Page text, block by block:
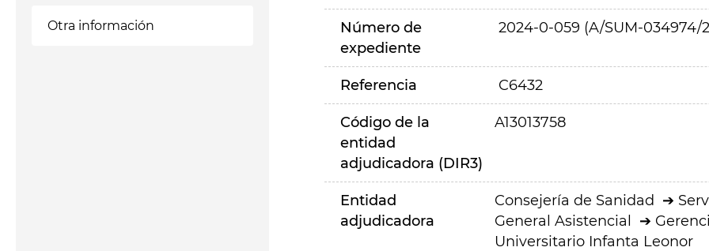
Otra información
Número de
expediente
2024-0-059 (A/SUM-034974/
Referencia C6432
Código de la
entidad
adjudicadora (DIR3)
A13013758
Entidad
adjudicadora
Consejería de Sanidad
General Asistencial
Universitario Infanta Leonor